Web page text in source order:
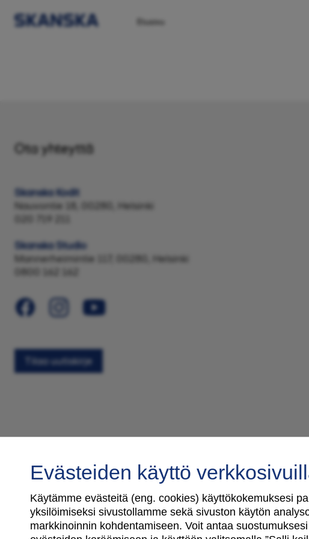
Etusivu
Ota yhteyttä
Skanska Kodit
Nauvontie 18, 00280, Helsinki
Skanska Studio
Mannerheimintie 117, 00280, Helsinki
0800 162 162
Tilaa uutiskirje
Evästeiden käyttö
Käytämme evästeitä (eng. cookies) käyttökokemuksesi
yksilöimiseksi sivustollamme sekä sivuston käytön
markkinoinnin kohdentamiseen. Voit antaa